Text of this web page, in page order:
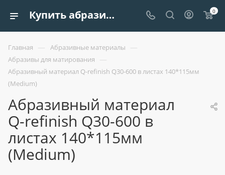
Купить абразивный материал q-refinish q30-600 в листах 140*115мм (medium) | Европроект Tрейдинг 0
Главная — Абразивные материалы —
Абразивы для матирования —
Абразивный материал Q-refinish Q30-600 в листах 140*115мм
(Medium)
Абразивный материал
Q-refinish Q30-600 в
листах 140*115мм
(Medium)